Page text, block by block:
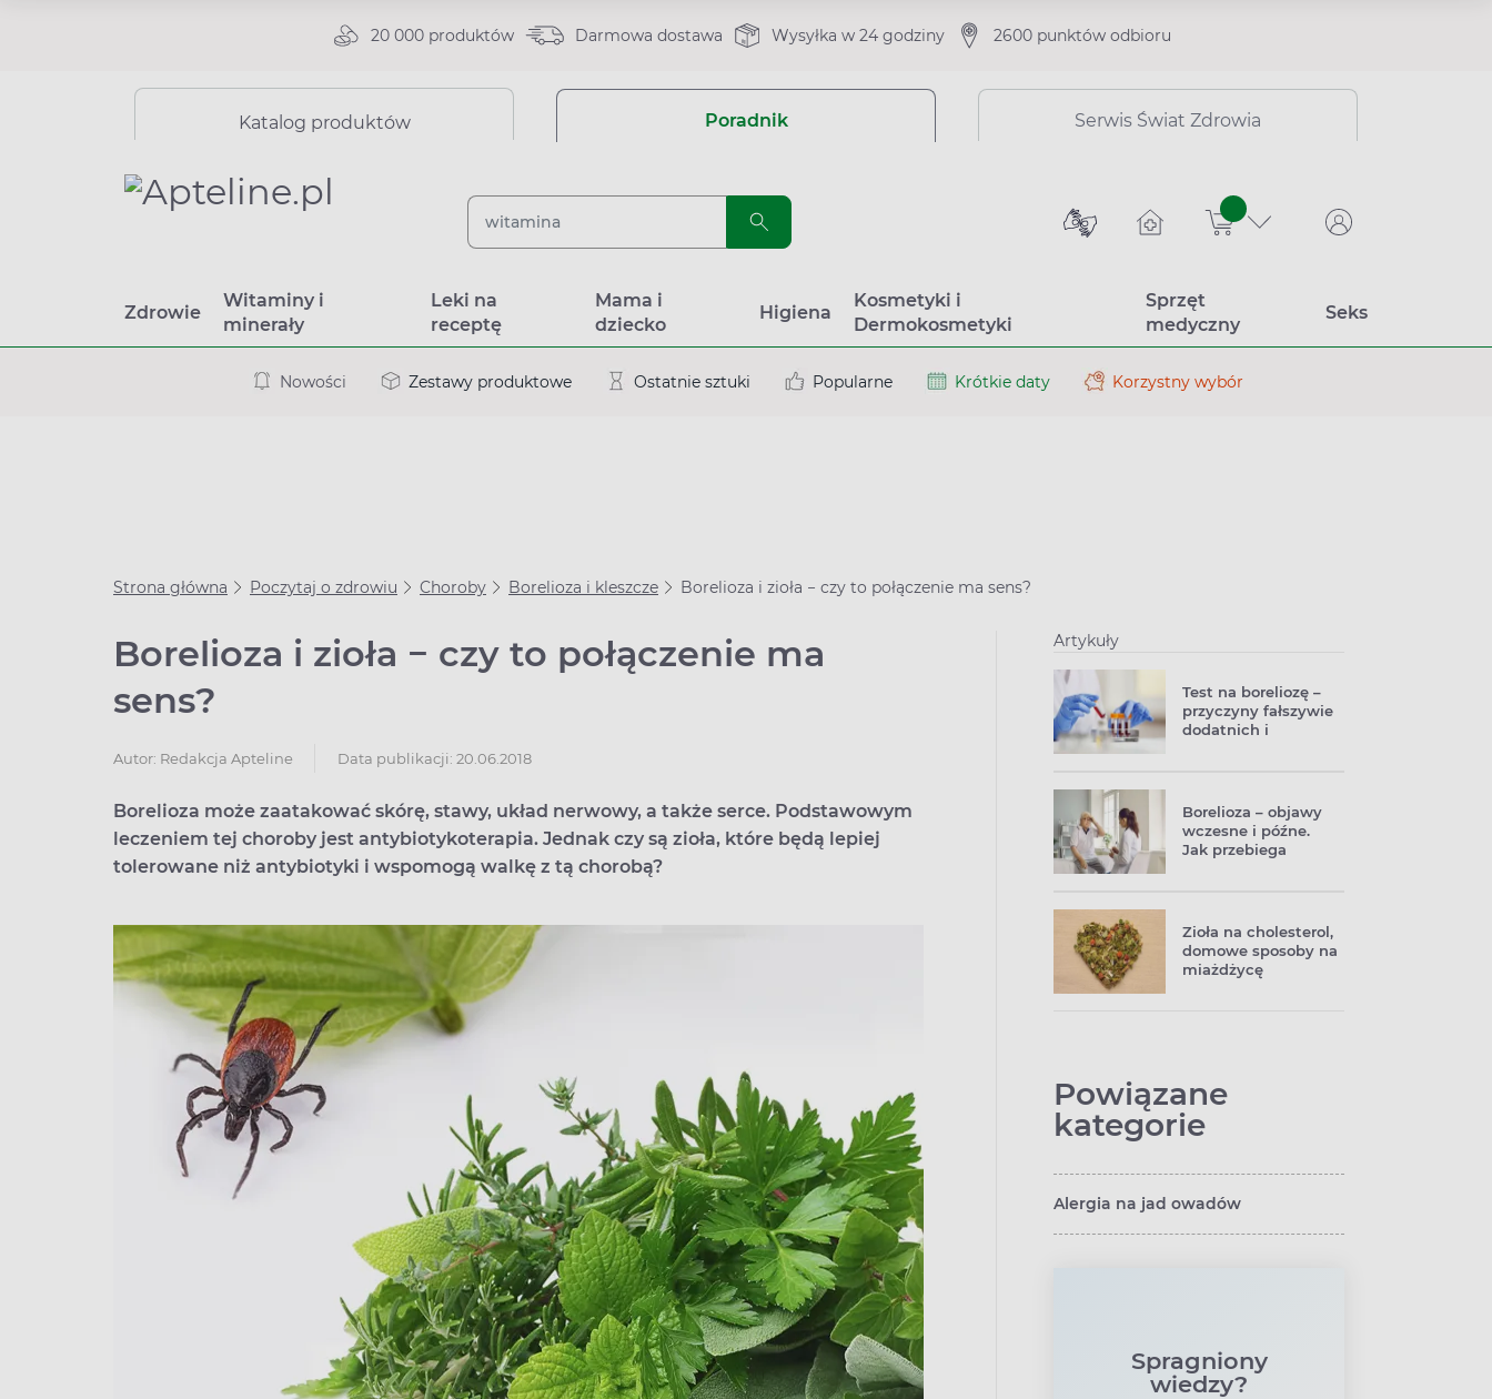
20 000 produktów Darmowa dostawa Wysyłka w 24 godziny 2600 punktów odbioru
Katalog produktów Poradnik Serwis Świat Zdrowia
sztuk
Zdrowie
Witaminy i
minerały
Leki na
receptę
Mama i
dziecko
Higiena
Kosmetyki i
Dermokosmetyki
Sprzęt
medyczny
Seks
Nowości Zestawy produktowe Ostatnie sztuki Popularne Krótkie daty Korzystny wybór
Strona główna Poczytaj o zdrowiu Choroby Borelioza i kleszcze Borelioza i zioła − czy to połączenie ma sens?
Borelioza i zioła − czy to połączenie ma
sens?
Autor: Redakcja Apteline Data publikacji: 20.06.2018
Borelioza może zaatakować skórę, stawy, układ nerwowy, a także serce. Podstawowym
leczeniem tej choroby jest antybiotykoterapia. Jednak czy są zioła, które będą lepiej
tolerowane niż antybiotyki i wspomogą walkę z tą chorobą?
Artykuły
Test na boreliozę –
przyczyny fałszywie
dodatnich i
Borelioza – objawy
wczesne i późne.
Jak przebiega
Zioła na cholesterol,
domowe sposoby na
miażdżycę
Powiązane
kategorie
Alergia na jad owadów
Spragniony
wiedzy?